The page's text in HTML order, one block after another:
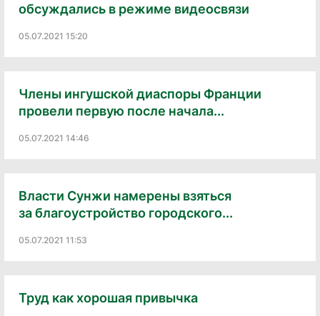
обсуждались в режиме видеосвязи
05.07.2021 15:20
Члены ингушской диаспоры Франции
провели первую после начала...
05.07.2021 14:46
Власти Сунжи намерены взяться
за благоустройство городского...
05.07.2021 11:53
Труд как хорошая привычка